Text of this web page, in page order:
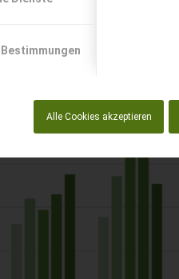
Alle Cookies akzeptieren